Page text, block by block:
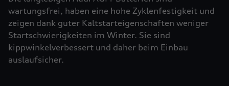
wartungsfrei, haben eine hohe Zyklenfestigkeit und
zeigen dank guter Kaltstarteigenschaften weniger
Startschwierigkeiten im Winter. Sie sind
kippwinkelverbessert und daher beim Einbau
auslaufsicher.